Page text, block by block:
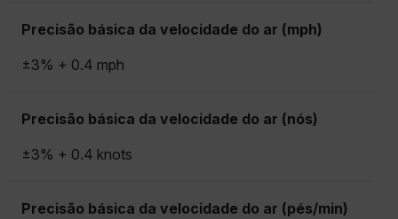
Precisão básica da velocidade do ar (mph)
±3% + 0.4 mph
Precisão básica da velocidade do ar (nós)
±3% + 0.4 knots
Precisão básica da velocidade do ar (pés/min)